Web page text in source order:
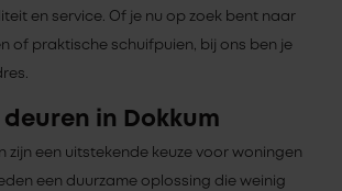
en service. Of je nu op zoek bent naar
of praktische schuifpuien, bij ons ben je
deuren in Dokkum
zijn een uitstekende keuze voor woningen
een duurzame oplossing die weinig